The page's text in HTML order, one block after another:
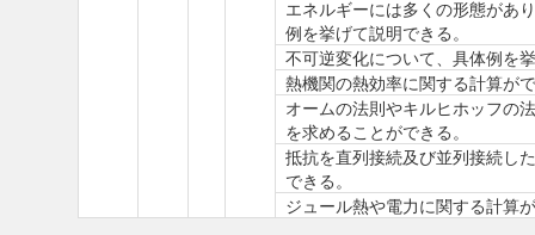
エネルギーには多くの形態があ
例を挙げて説明できる。
不可逆変化について、具体例を
熱機関の熱効率に関する計算が
オームの法則やキルヒホッフの
を求めることができる。
抵抗を直列接続及び並列接続し
できる。
ジュール熱や電力に関する計算